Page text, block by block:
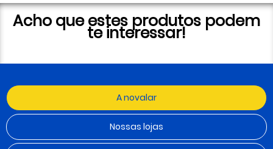
Acho que estes produtos podem
te interessar!
A novalar
Nossas lojas